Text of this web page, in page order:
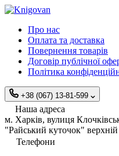
Про нас
Оплата та доставка
Повернення товарів
Договір публічної
Політика
+38 (067) 13-81-599
Наша адреса
м. Харків, вулиця
"Райський куточок"
Телефони